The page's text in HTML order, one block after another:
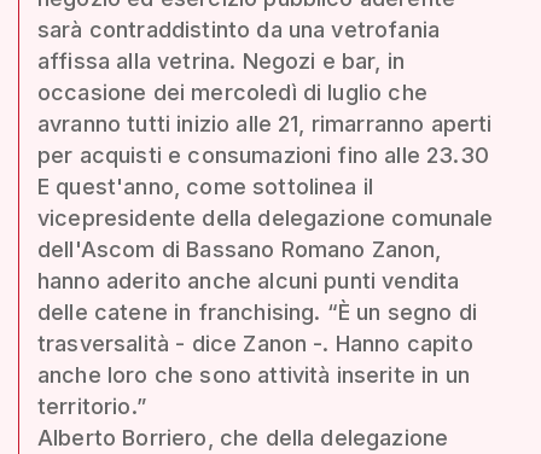
sarà contraddistinto da una vetrofania
affissa alla vetrina. Negozi e bar, in
occasione dei mercoledì di luglio che
avranno tutti inizio alle 21, rimarranno aperti
per acquisti e consumazioni fino alle 23.30
E quest'anno, come sottolinea il
vicepresidente della delegazione comunale
dell'Ascom di Bassano Romano Zanon,
hanno aderito anche alcuni punti vendita
delle catene in franchising. “È un segno di
trasversalità - dice Zanon -. Hanno capito
anche loro che sono attività inserite in un
territorio.”
Alberto Borriero, che della delegazione